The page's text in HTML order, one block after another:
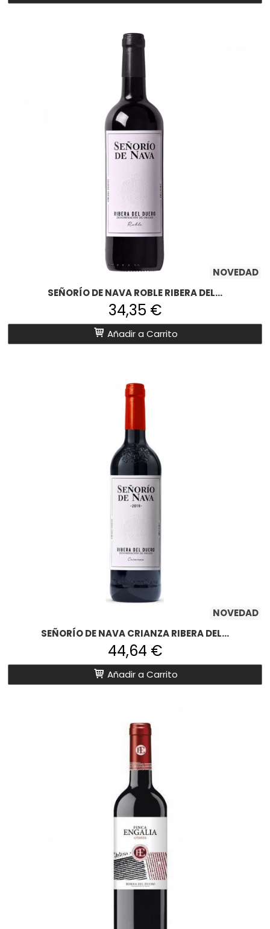
NOVEDAD
SEÑORÍO DE NAVA ROBLE RIBERA DEL...
34,35 €
Añadir a Carrito
NOVEDAD
SEÑORÍO DE NAVA CRIANZA RIBERA DEL...
44,64 €
Añadir a Carrito